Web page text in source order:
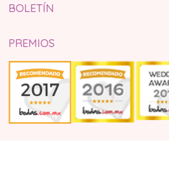
BOLETÍN
PREMIOS